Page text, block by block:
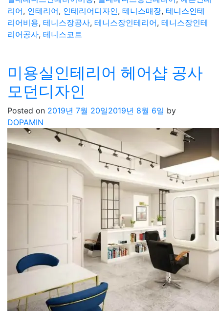
리어, 인테리어, 인테리어디자인, 테니스매장, 테니스인테
리어비용, 테니스장공사, 테니스장인테리어, 테니스장인테
리어공사, 테니스코트
미용실인테리어 헤어샵 공사
모던디자인
Posted on 2019년 7월 20일2019년 8월 6일 by
DOPAMIN